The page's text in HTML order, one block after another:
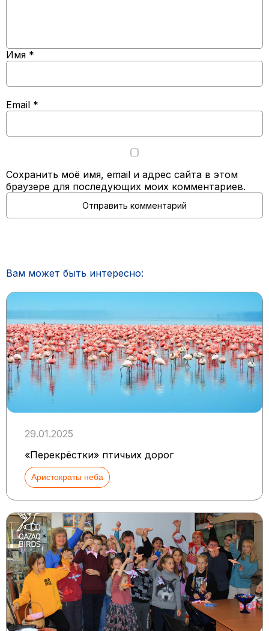
Имя *
Email *
Сохранить моё имя, email и адрес сайта в этом
браузере для последующих моих комментариев.
Вам может быть интересно:
29.01.2025
«Перекрёстки» птичьих дорог
Аристократы неба